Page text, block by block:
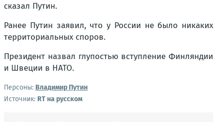
сказал Путин.
Ранее Путин заявил, что у России не было никаких
территориальных споров.
Президент назвал глупостью вступление Финляндии
и Швеции в НАТО.
Персоны: Владимир Путин
Источник: RT на русском